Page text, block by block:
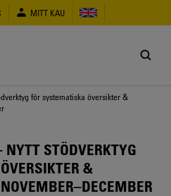
MITT KAU
för systematiska översikter &
NYTT STÖDVERKTYG
&